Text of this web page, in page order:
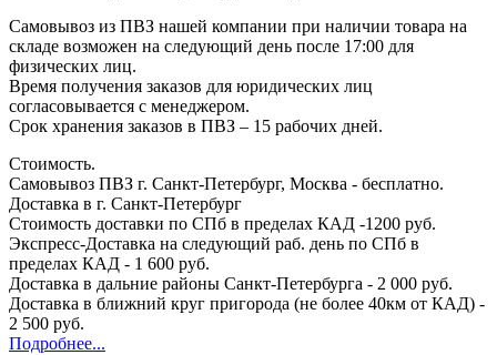
Самовывоз из ПВЗ нашей компании при наличии товара на
складе возможен на следующий день после 17:00 для
физических лиц.
Время получения заказов для юридических лиц
согласовывается с менеджером.
Срок хранения заказов в ПВЗ – 15 рабочих дней.
Стоимость.
Самовывоз ПВЗ г. Санкт-Петербург, Москва - бесплатно.
Доставка в г. Санкт-Петербург
Стоимость доставки по СПб в пределах КАД -1200 руб.
Экспресс-Доставка на следующий раб. день по СПб в
пределах КАД - 1 600 руб.
Доставка в дальние районы Санкт-Петербурга - 2 000 руб.
Доставка в ближний круг пригорода (не более 40км от КАД) -
2 500 руб.
Подробнее...